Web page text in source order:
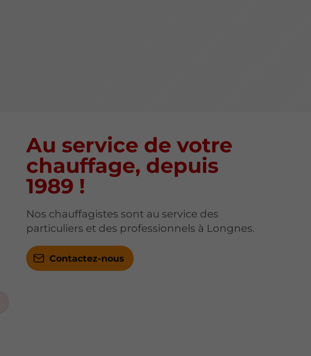
Au service de votre
chauffage, depuis
1989 !
Nos chauffagistes sont au service des
particuliers et des professionnels à Longnes.
Contactez-nous